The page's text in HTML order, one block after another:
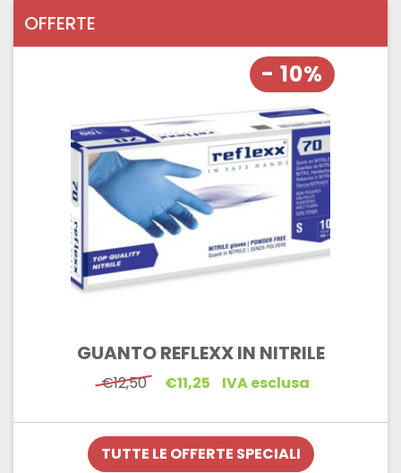
OFFERTE
- 10%
GUANTO REFLEXX IN NITRILE
€12,50 Il
era:
€12,50.
€11,25
Il
è:
€11,25.
IVA esclusa
TUTTE LE OFFERTE SPECIALI